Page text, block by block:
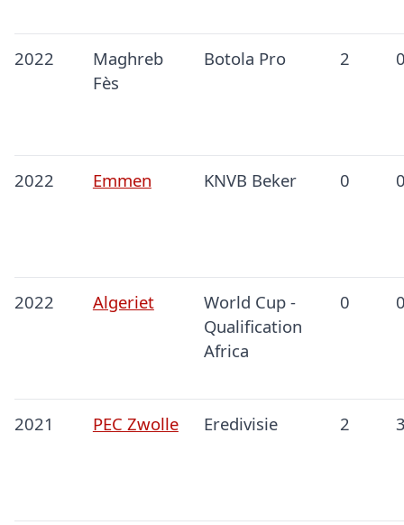
2022
Maghreb
Fès
Botola Pro 2
2022 Emmen KNVB Beker 0
2022 Algeriet
World Cup -
Qualification
Africa
0
2021 PEC Zwolle Eredivisie 2